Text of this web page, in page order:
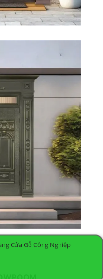
Cửa Gỗ Công Nghiệp